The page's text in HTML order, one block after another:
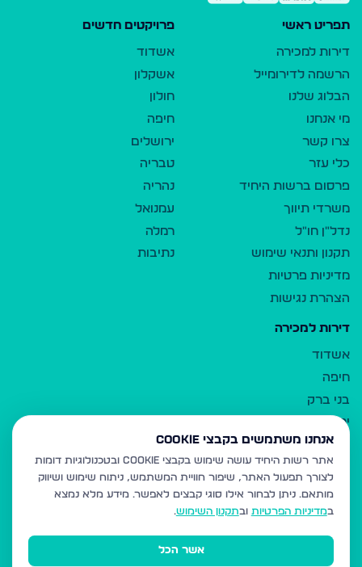
תפריט ראשי
דירות למכירה
הרשמה לדירומייל
הבלוג שלנו
מי אנחנו
צרו קשר
כלי עזר
פרסום ברשות היחיד
משרדי תיווך
נדל"ן חו"ל
תקנון ותנאי שימוש
מדיניות פרטיות
הצהרת נגישות
פרויקטים חדשים
אשדוד
אשקלון
חולון
חיפה
ירושלים
טבריה
נהריה
עמנואל
רמלה
נתיבות
דירות למכירה
אשדוד
חיפה
בני ברק
ירושלים
אלעד
גבעת זאב
בית שמש
רכסים
מודיעין עילית
אנחנו משתמשים בקבצי Cookie
אתר רשות היחיד עושה שימוש בקבצי Cookie ובטכנולוגיות דומות
לצורך תפעול האתר, שיפור חוויית המשתמש, ניתוח שימוש ושיווק
מותאם. ניתן לבחור אילו סוגי קבצים לאפשר. מידע מלא נמצא
במדיניות הפרטיות ובתקנון השימוש.
אשר הכל